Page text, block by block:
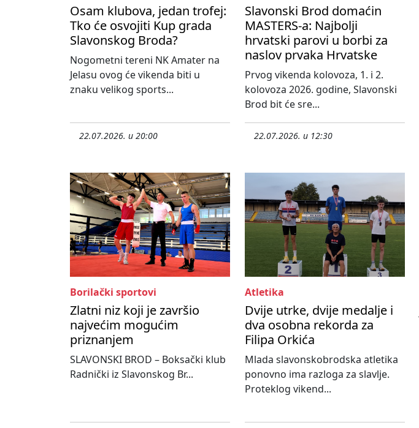
Osam klubova, jedan trofej:
Tko će osvojiti Kup grada
Slavonskog Broda?
Nogometni tereni NK Amater na
Jelasu ovog će vikenda biti u
znaku velikog sports...
22.07.2026. u 20:00
Slavonski Brod domaćin
MASTERS-a: Najbolji
hrvatski parovi u borbi za
naslov prvaka Hrvatske
Prvog vikenda kolovoza, 1. i 2.
kolovoza 2026. godine, Slavonski
Brod bit će sre...
22.07.2026. u 12:30
Borilački sportovi
Zlatni niz koji je završio
najvećim mogućim
priznanjem
SLAVONSKI BROD – Boksački klub
Radnički iz Slavonskog Br...
Atletika
Dvije utrke, dvije medalje i
dva osobna rekorda za
Filipa Orkića
Mlada slavonskobrodska atletika
ponovno ima razloga za slavlje.
Proteklog vikend...